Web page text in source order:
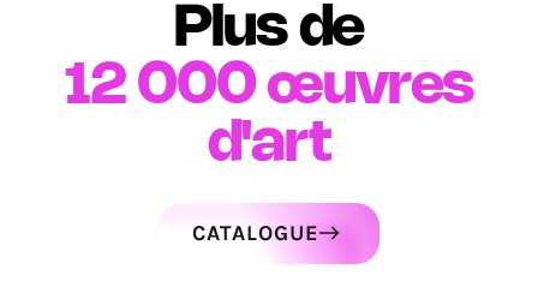
Plus de
12 000 œuvres
d'art
CATALOGUE